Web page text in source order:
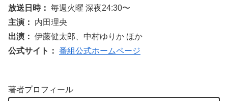
放送日時： 毎週火曜 深夜24:30〜
主演：
内田理央
出演： 伊藤健太郎、中村ゆりか ほか
公式サイト： 番組公式ホームページ
著者プロフィール